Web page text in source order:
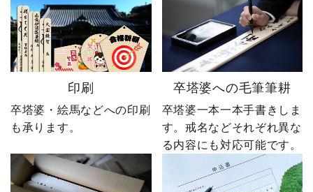
印刷
卒塔婆・絵馬などへの印刷
も承ります。
卒塔婆への毛筆筆耕
卒塔婆一本一本手書きしま
す。戒名などそれぞれ異な
る内容にも対応可能です。